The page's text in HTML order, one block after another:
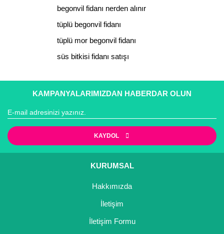
Gönder
begonvil fidanı nerden alınır
tüplü begonvil fidanı
tüplü mor begonvil fidanı
süs bitkisi fidanı satışı
KAMPANYALARIMIZDAN HABERDAR OLUN
KAYDOL
KURUMSAL
Hakkımızda
İletişim
İletişim Formu